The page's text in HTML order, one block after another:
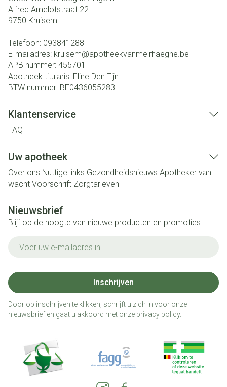
Alfred Amelotstraat 22
9750 Kruisem
Telefoon: 093841288
E-mailadres: kruisem@apotheekvanmeirhaeghe.be
APB nummer: 455701
Apotheek titularis: Eline Den Tijn
BTW nummer: BE0436055283
Klantenservice
FAQ
Uw apotheek
Over ons Nuttige links Gezondheidsnieuws Apotheker van
wacht Voorschrift Zorgtarieven
Nieuwsbrief
Blijf op de hoogte van nieuwe producten en promoties
Inschrijven
Door op inschrijven te klikken, schrijft u zich in voor onze
nieuwsbrief en gaat u akkoord met onze privacy policy.